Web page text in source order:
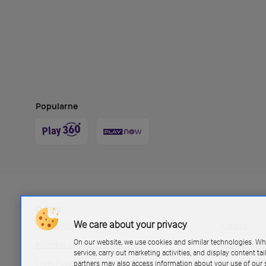
Popularne
O Play
Grupa Play
Investor relations P4 sp. z.o.o
Biuro
Blog Play
We care about your privacy
On our website, we use cookies and similar technologies.
service, carry out marketing activities, and display content
partners may also access information about your use of